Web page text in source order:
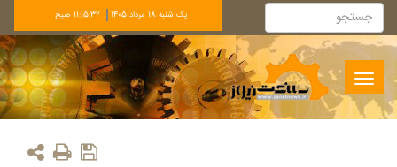
يک شنبه 18 مرداد 1405 11:15:33 صبح
Toggle
navigation